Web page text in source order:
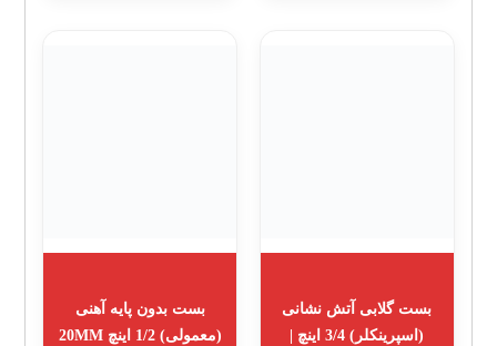
بست گلابی آتش نشانی
(اسپرینکلر) 3/4 اینچ |
بست بدون پایه آهنی
(معمولی) 1/2 اینچ 20MM